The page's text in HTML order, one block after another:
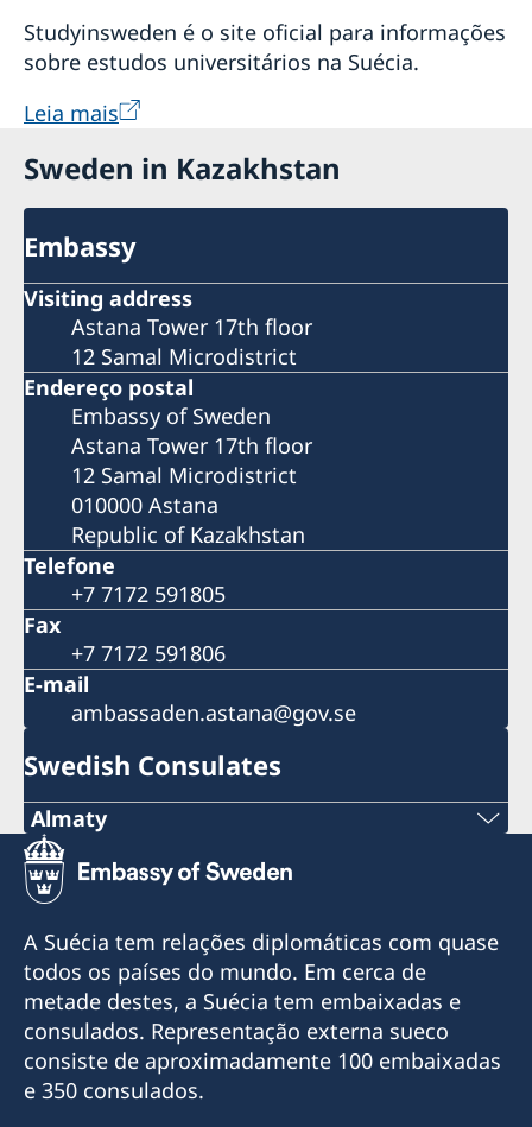
Studyinsweden é o site oficial para informações
sobre estudos universitários na Suécia.
Leia mais
Sweden in Kazakhstan
Embassy
Visiting address
Astana Tower 17th floor
12 Samal Microdistrict
Endereço postal
Embassy of Sweden
Astana Tower 17th floor
12 Samal Microdistrict
010000 Astana
Republic of Kazakhstan
Telefone
+7 7172 591805
Fax
+7 7172 591806
E-mail
ambassaden.astana@gov.se
Swedish Consulates
Almaty
Tel.
+7 727 259 65 75
Tel.
+7 727 259 65 77
E-mail
A Suécia tem relações diplomáticas com quase
todos os países do mundo. Em cerca de
metade destes, a Suécia tem embaixadas e
consulados. Representação externa sueco
consiste de aproximadamente 100 embaixadas
e 350 consulados.